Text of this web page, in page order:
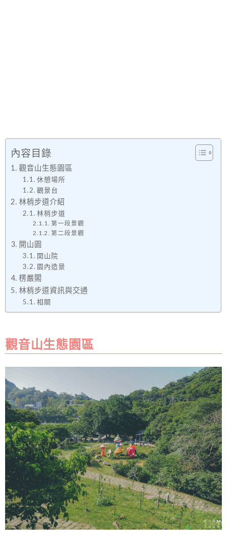
內容目錄
觀音山生態園區
休憩場所
觀景台
林梢步道介紹
林梢步道
第一段景觀
第二段景觀
開山園
開山院
園內造景
楞嚴閣
林梢步道資訊與交通
相關
觀音山生態園區